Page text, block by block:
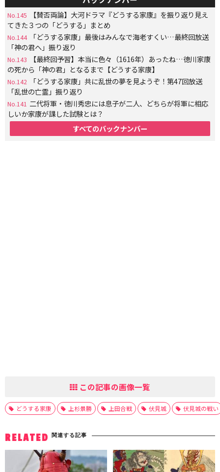
No.145
【賛否両論】大河ドラマ『どうする家康』を振り返り見え
てきた３つの「どうする」まとめ
No.144
「どうする家康」最後はみんなで海老すくい…最終回放送
「神の君へ」振り返り
No.143
【最終回予習】本当に色々（1616年）あったね…徳川家康
の死から「神の君」となるまで【どうする家康】
No.142
「どうする家康」共に乱世の夢を見ようぞ！第47回放送
「乱世の亡霊」振り返り
No.141 二代将軍・徳川秀忠には息子が二人、どちらが将軍に相応
しいか家康が課した試験とは？
すべてのバックナンバー
この記事の画像一覧
どうする家康 上杉景勝 上田合戦 伏見城 伏見城の戦い
RELATED 関連する記事